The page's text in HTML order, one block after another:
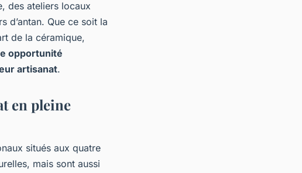
des ateliers locaux
d’antan. Que ce soit la
de la céramique,
opportunité
artisanat.
en pleine
situés aux quatre
mais sont aussi